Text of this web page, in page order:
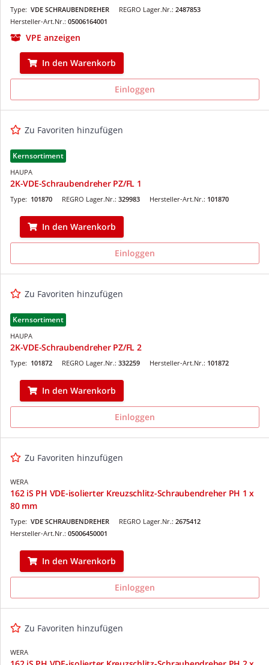
REGRO Lager.Nr.: 2487853
Type: VDE SCHRAUBENDREHER
Hersteller-Art.Nr.: 05006164001
VPE anzeigen
In den Warenkorb
Einloggen
Zu Favoriten hinzufügen
Kernsortiment
HAUPA
2K-VDE-Schraubendreher PZ/FL 1
REGRO Lager.Nr.: 329983
Type: 101870 Hersteller-Art.Nr.: 101870
In den Warenkorb
Einloggen
Zu Favoriten hinzufügen
Kernsortiment
HAUPA
2K-VDE-Schraubendreher PZ/FL 2
REGRO Lager.Nr.: 332259
Type: 101872 Hersteller-Art.Nr.: 101872
In den Warenkorb
Einloggen
Zu Favoriten hinzufügen
WERA
162 iS PH VDE-isolierter Kreuzschlitz-Schraubendreher PH 1 x
80 mm
REGRO Lager.Nr.: 2675412
Type: VDE SCHRAUBENDREHER
Hersteller-Art.Nr.: 05006450001
In den Warenkorb
Einloggen
Zu Favoriten hinzufügen
WERA